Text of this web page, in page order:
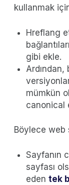
kullanmak
Hreflang
gibi ekle.
Ardından,
mümkün
canonical
Böylece web
Sayfanın
sayfası
eden tek